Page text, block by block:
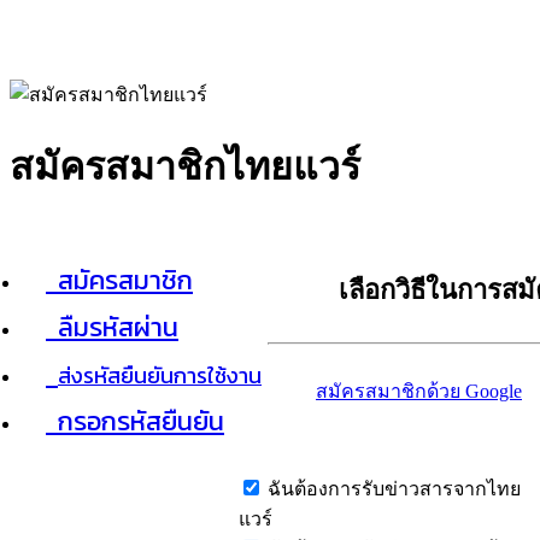
สมัครสมาชิกไทยแวร์
สมัครสมาชิก
ลืมรหัสผ่าน
ส่งรหัสยืนยันการใช้งาน
กรอกรหัสยืนยัน
เลือกวิธีในการส
สมัครสมาชิกด้วย Google
ฉันต้องการรับข่าวสารจากไทย
แวร์